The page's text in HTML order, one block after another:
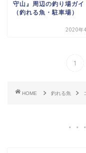
守山』周辺の釣り場ガイ
（釣れる魚・駐車場）
2020年
1
HOME 釣れる魚